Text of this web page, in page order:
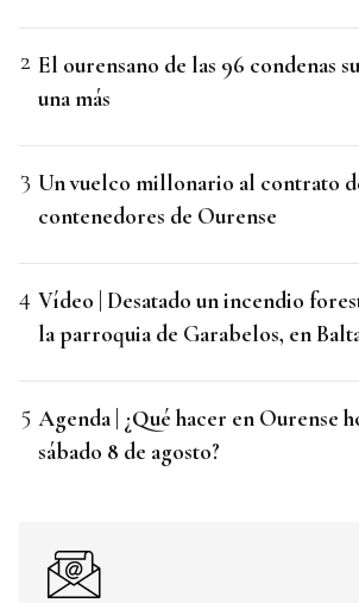
El ourensano de las 96 condenas
una más
Un vuelco millonario al contrato
contenedores de Ourense
Vídeo | Desatado un incendio
la parroquia de Garabelos, en
Agenda | ¿Qué hacer en Ourense
sábado 8 de agosto?